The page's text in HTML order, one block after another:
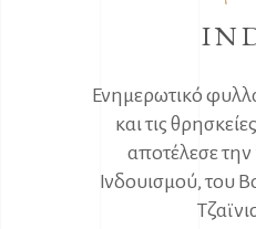
Ενημερωτικό
και τις
αποτέλεσε την
Ινδουισμού, του